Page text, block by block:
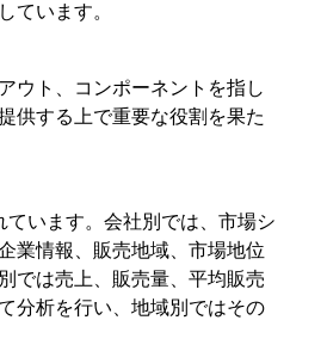
ています。
ウト、コンポーネントを指し
供する上で重要な役割を果た
います。会社別では、市場シ
業情報、販売地域、市場地位
では売上、販売量、平均販売
分析を行い、地域別ではその